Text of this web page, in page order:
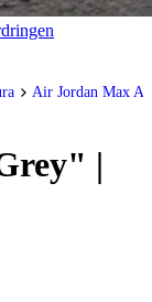
Air Jordan Max
|